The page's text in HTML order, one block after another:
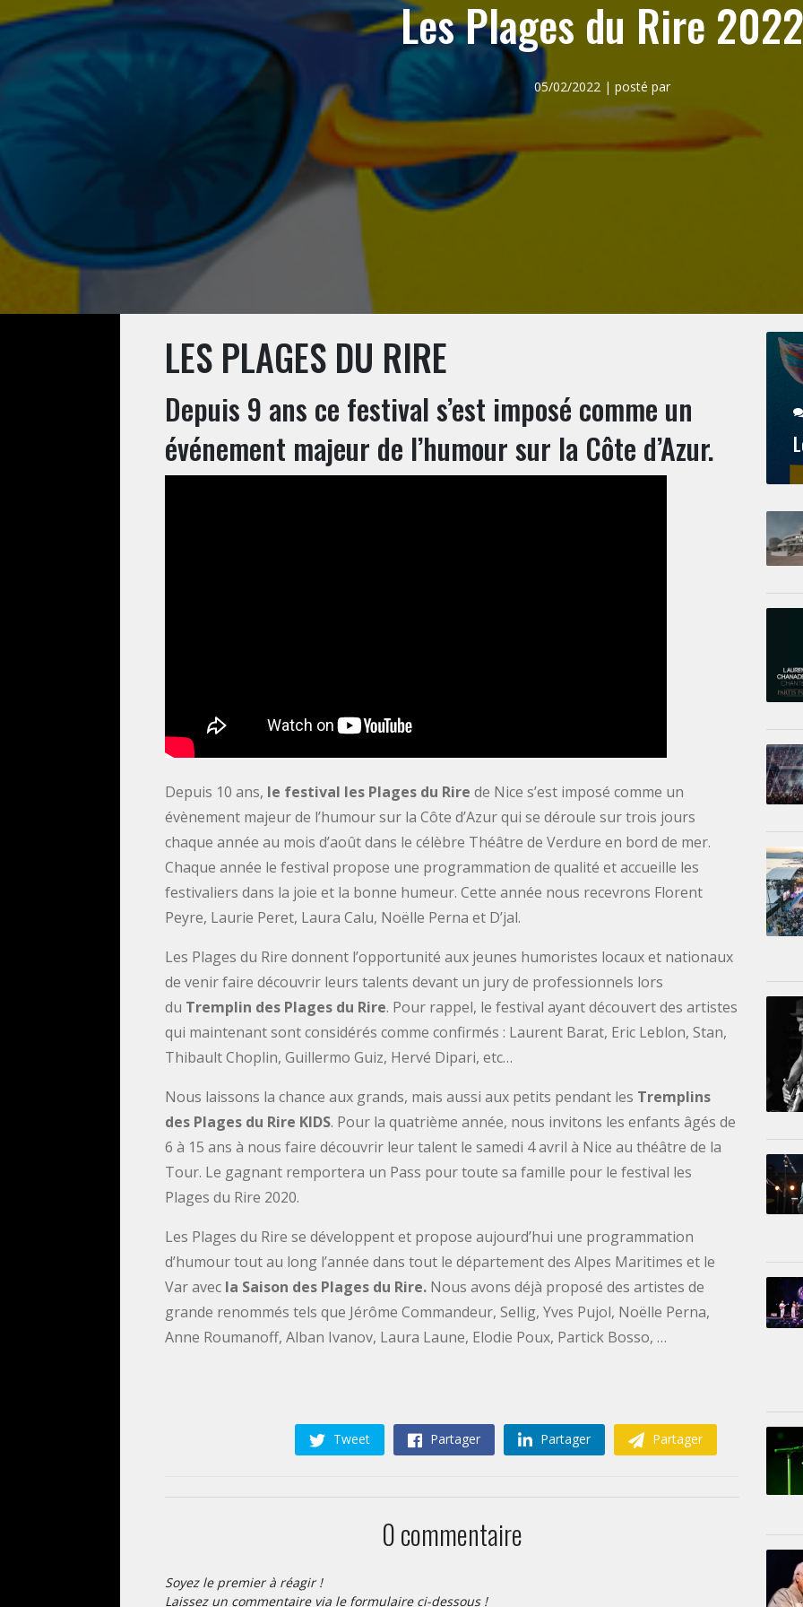
Les Plages du Rire 2022
05/02/2022 | posté par
LES PLAGES DU RIRE
Depuis 9 ans ce festival s’est imposé comme un
événement majeur de l’humour sur la Côte d’Azur.
Depuis 10 ans, le festival les Plages du Rire de Nice s’est imposé comme un
évènement majeur de l’humour sur la Côte d’Azur qui se déroule sur trois jours
chaque année au mois d’août dans le célèbre Théâtre de Verdure en bord de mer.
Chaque année le festival propose une programmation de qualité et accueille les
festivaliers dans la joie et la bonne humeur. Cette année nous recevrons Florent
Peyre, Laurie Peret, Laura Calu, Noëlle Perna et D’jal.
Les Plages du Rire donnent l’opportunité aux jeunes humoristes locaux et nationaux
de venir faire découvrir leurs talents devant un jury de professionnels lors
du Tremplin des Plages du Rire. Pour rappel, le festival ayant découvert des artistes
qui maintenant sont considérés comme confirmés : Laurent Barat, Eric Leblon, Stan,
Thibault Choplin, Guillermo Guiz, Hervé Dipari, etc…
Nous laissons la chance aux grands, mais aussi aux petits pendant les Tremplins
des Plages du Rire KIDS. Pour la quatrième année, nous invitons les enfants âgés de
6 à 15 ans à nous faire découvrir leur talent le samedi 4 avril à Nice au théâtre de la
Tour. Le gagnant remportera un Pass pour toute sa famille pour le festival les
Plages du Rire 2020.
Les Plages du Rire se développent et propose aujourd’hui une programmation
d’humour tout au long l’année dans tout le département des Alpes Maritimes et le
Var avec la Saison des Plages du Rire. Nous avons déjà proposé des artistes de
grande renommés tels que Jérôme Commandeur, Sellig, Yves Pujol, Noëlle Perna,
Anne Roumanoff, Alban Ivanov, Laura Laune, Elodie Poux, Partick Bosso, …
Tweet
Partager Partager Partager
0 commentaire
Soyez le premier à réagir !
Laissez un commentaire via le formulaire ci-dessous !